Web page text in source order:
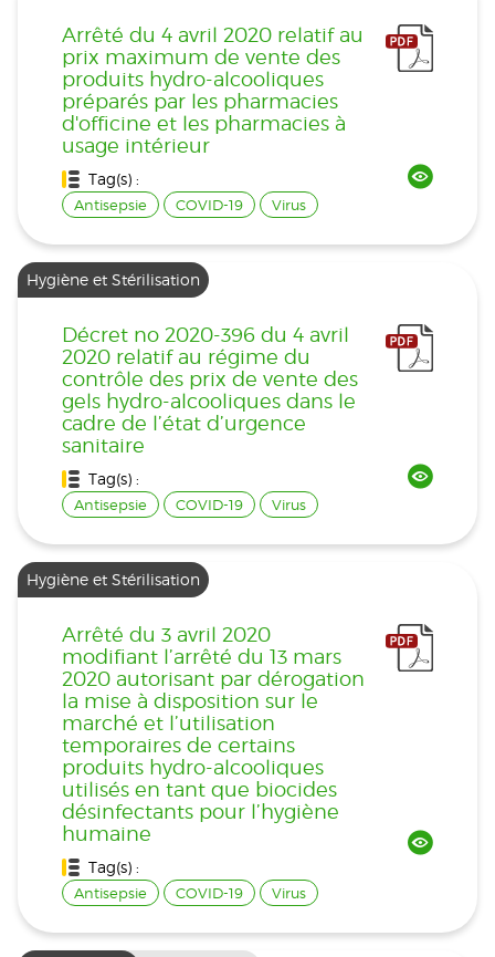
Arrêté du 4 avril 2020 relatif au
prix maximum de vente des
produits hydro-alcooliques
préparés par les pharmacies
d'officine et les pharmacies à
usage intérieur
Tag(s) :
Antisepsie COVID-19 Virus
Hygiène et Stérilisation
Décret no 2020-396 du 4 avril
2020 relatif au régime du
contrôle des prix de vente des
gels hydro-alcooliques dans le
cadre de l’état d’urgence
sanitaire
Tag(s) :
Antisepsie COVID-19 Virus
Hygiène et Stérilisation
Arrêté du 3 avril 2020
modifiant l’arrêté du 13 mars
2020 autorisant par dérogation
la mise à disposition sur le
marché et l’utilisation
temporaires de certains
produits hydro-alcooliques
utilisés en tant que biocides
désinfectants pour l’hygiène
humaine
Tag(s) :
Antisepsie COVID-19 Virus